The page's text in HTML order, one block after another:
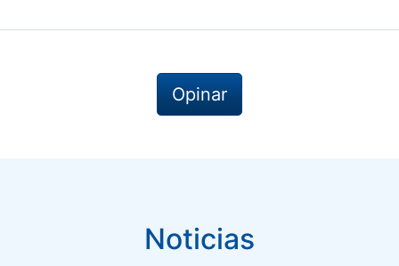
Opinar
Noticias